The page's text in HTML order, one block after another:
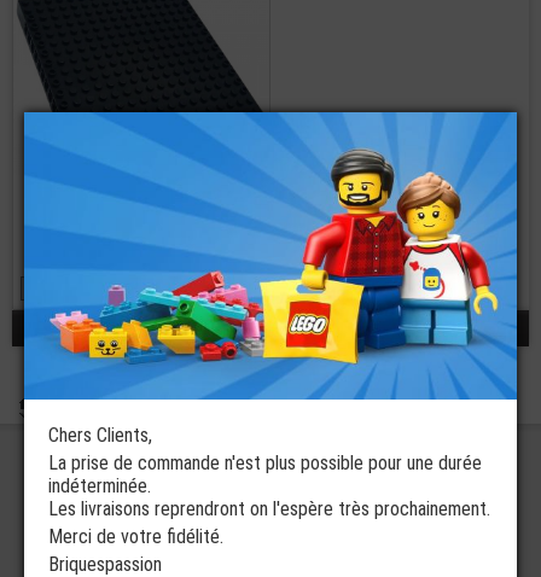
LEGO® Technic
3,69€
à partir de
réponse 1 - 1 / 1
Boutique Pièces Détachées Technic LEGO®
Technic Briques
Chers Clients,
La prise de commande n'est plus possible pour une durée
indéterminée.
Les livraisons reprendront on l'espère très prochainement.
Merci de votre fidélité.
Briquespassion